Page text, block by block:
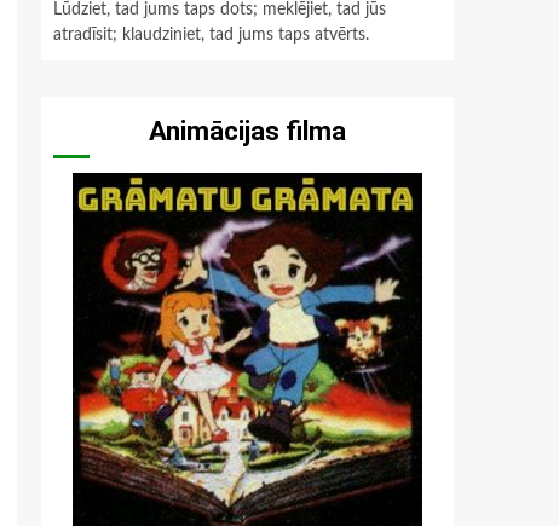
Lūdziet, tad jums taps dots; meklējiet, tad jūs
atradīsit; klaudziniet, tad jums taps atvērts.
Animācijas filma